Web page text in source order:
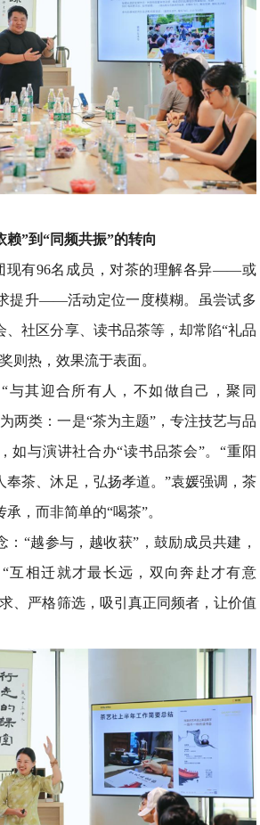
赖”到“同频共振”的转向
现有96名成员，对茶的理解各异——或
提升——活动定位一度模糊。虽尝试多
、社区分享、读书品茶等，却常陷“礼品
则热，效果流于表面。
与其迎合所有人，不如做自己，聚同
两类：一是“茶为主题”，专注技艺与品
如与演讲社合办“读书品茶会”。“重阳
奉茶、沐足，弘扬孝道。”袁媛强调，茶
，而非简单的“喝茶”。
：“越参与，越收获”，鼓励成员共建，
互相迁就才最长远，双向奔赴才有意
、严格筛选，吸引真正同频者，让价值